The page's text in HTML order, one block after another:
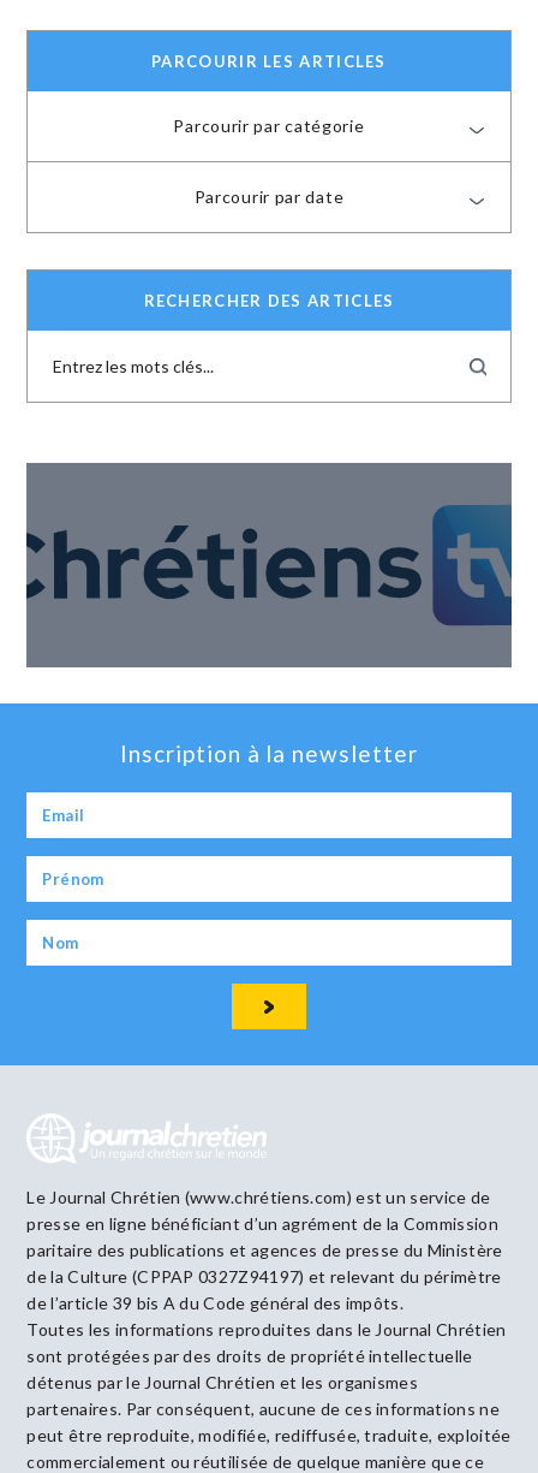
PARCOURIR LES ARTICLES
Parcourir par catégorie
Parcourir par date
RECHERCHER DES ARTICLES
Inscription à la newsletter
Le Journal Chrétien (www.chrétiens.com) est un service de
presse en ligne bénéficiant d’un agrément de la Commission
paritaire des publications et agences de presse du Ministère
de la Culture (CPPAP 0327Z94197) et relevant du périmètre
de l’article 39 bis A du Code général des impôts.
Toutes les informations reproduites dans le Journal Chrétien
sont protégées par des droits de propriété intellectuelle
détenus par le Journal Chrétien et les organismes
partenaires. Par conséquent, aucune de ces informations ne
peut être reproduite, modifiée, rediffusée, traduite, exploitée
commercialement ou réutilisée de quelque manière que ce